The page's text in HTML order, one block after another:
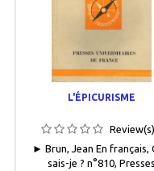
L'ÉPICURISME
► Brun, Jean En français,
sais-je ? n°810, Presses